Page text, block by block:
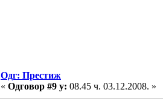
Одг: Престиж
« Одговор #9 у: 08.45 ч. 03.12.2008. »